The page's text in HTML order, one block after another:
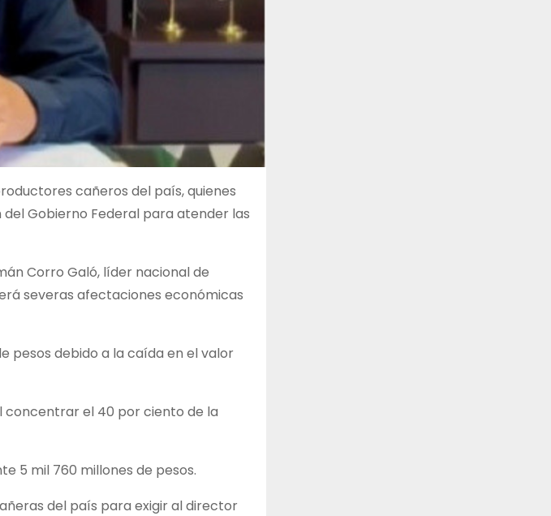
cañeros del país, quienes
Gobierno Federal para atender las
Corro Galó, líder nacional de
severas afectaciones económicas
pesos debido a la caída en el valor
concentrar el 40 por ciento de la
5 mil 760 millones de pesos.
del país para exigir al director